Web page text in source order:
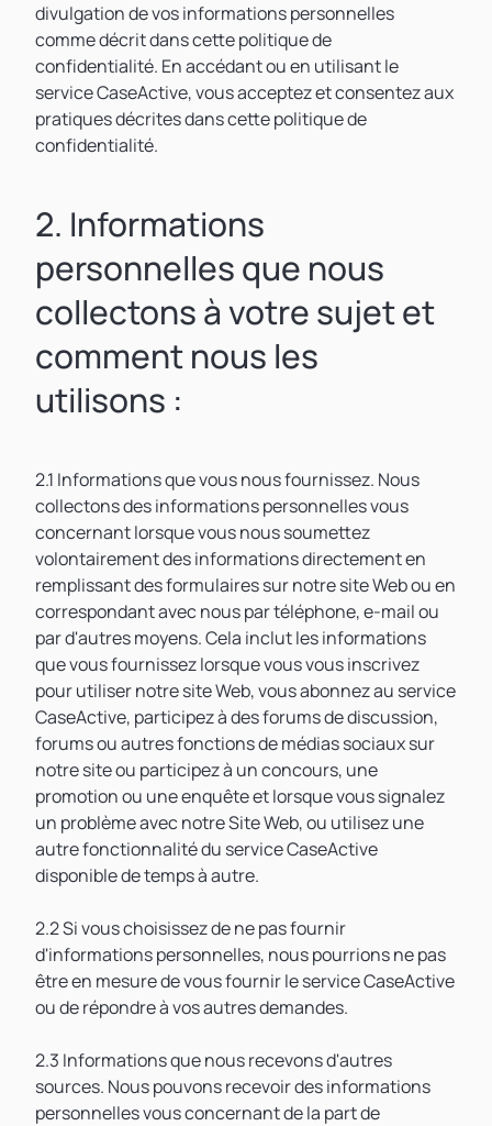
divulgation de vos informations personnelles
comme décrit dans cette politique de
confidentialité. En accédant ou en utilisant le
service CaseActive, vous acceptez et consentez aux
pratiques décrites dans cette politique de
confidentialité.
2. Informations
personnelles que nous
collectons à votre sujet et
comment nous les
utilisons :
2.1 Informations que vous nous fournissez. Nous
collectons des informations personnelles vous
concernant lorsque vous nous soumettez
volontairement des informations directement en
remplissant des formulaires sur notre site Web ou en
correspondant avec nous par téléphone, e-mail ou
par d'autres moyens. Cela inclut les informations
que vous fournissez lorsque vous vous inscrivez
pour utiliser notre site Web, vous abonnez au service
CaseActive, participez à des forums de discussion,
forums ou autres fonctions de médias sociaux sur
notre site ou participez à un concours, une
promotion ou une enquête et lorsque vous signalez
un problème avec notre Site Web, ou utilisez une
autre fonctionnalité du service CaseActive
disponible de temps à autre.
2.2 Si vous choisissez de ne pas fournir
d'informations personnelles, nous pourrions ne pas
être en mesure de vous fournir le service CaseActive
ou de répondre à vos autres demandes.
2.3 Informations que nous recevons d'autres
sources. Nous pouvons recevoir des informations
personnelles vous concernant de la part de